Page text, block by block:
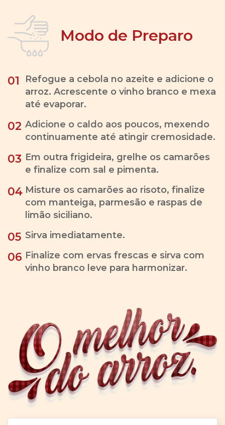
Modo de Preparo
01
Refogue a cebola no azeite e adicione o
arroz. Acrescente o vinho branco e mexa
até evaporar.
02 Adicione o caldo aos poucos, mexendo
continuamente até atingir cremosidade.
03 Em outra frigideira, grelhe os camarões
e finalize com sal e pimenta.
04 Misture os camarões ao risoto, finalize
com manteiga, parmesão e raspas de
limão siciliano.
05 Sirva imediatamente.
06 Finalize com ervas frescas e sirva com
vinho branco leve para harmonizar.